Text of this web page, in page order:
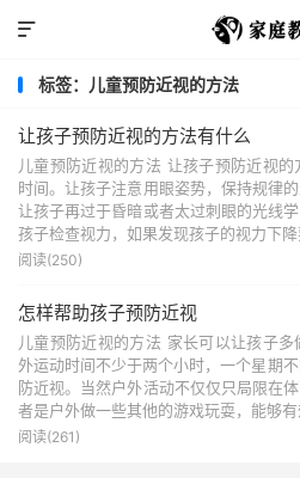

标签：儿童预防近视的方法
让孩子预防近视的方法有什么
儿童预防近视的方法 让孩子预防近视
时间。让孩子注意用眼姿势，保持规律
让孩子再过于昏暗或者太过刺眼的光线
孩子检查视力，如果发现孩子的视力下
阅读(250)
怎样帮助孩子预防近视
儿童预防近视的方法 家长可以让孩子
外运动时间不少于两个小时，一个星期
防近视。当然户外活动不仅仅只局限在
者是户外做一些其他的游戏玩耍，能够
阅读(261)